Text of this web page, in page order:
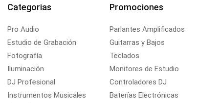
Categorias
Pro Audio
Estudio de Grabación
Fotografía
Iluminación
DJ Profesional
Instrumentos Musicales
Promociones
Parlantes Amplificados
Guitarras y Bajos
Teclados
Monitores de Estudio
Controladores DJ
Baterías Electrónicas